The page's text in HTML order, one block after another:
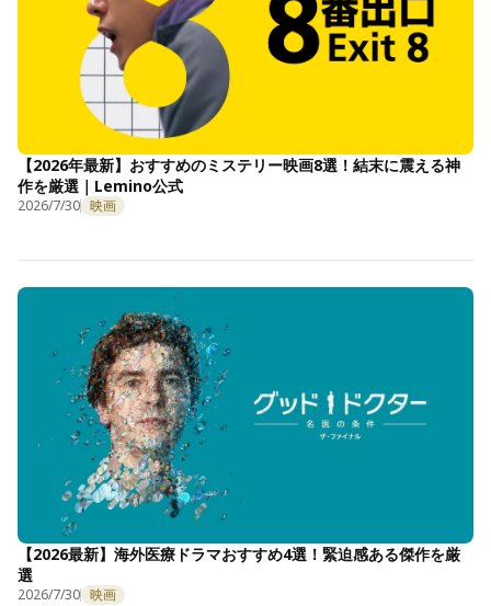
【2026年最新】おすすめのミステリー映画8選！結末に震える神
作を厳選｜Lemino公式
2026/7/30 映画
【2026最新】海外医療ドラマおすすめ4選！緊迫感ある傑作を厳
選
2026/7/30 映画